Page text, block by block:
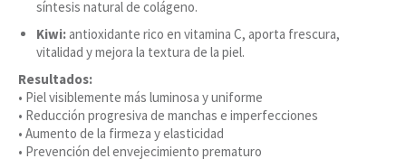
síntesis natural de colágeno.
Kiwi: antioxidante rico en vitamina C, aporta frescura,
vitalidad y mejora la textura de la piel.
Resultados:
• Piel visiblemente más luminosa y uniforme
• Reducción progresiva de manchas e imperfecciones
• Aumento de la firmeza y elasticidad
• Prevención del envejecimiento prematuro